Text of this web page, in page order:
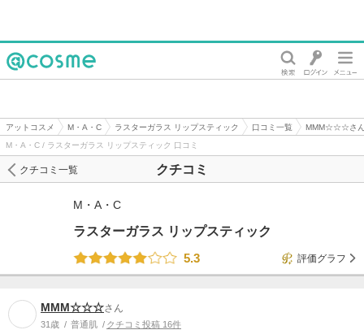
アットコスメ M・A・C ラスターガラス リップスティック 口コミ一覧
MMM☆☆☆さん
M・A・C / ラスターガラス リップスティック 口コミ
クチコミ
クチコミ一覧
M・A・C
ラスターガラス リップスティック
5.3
評価グラフ
MMM☆☆☆さん
31歳 普通肌 クチコミ投稿 16件